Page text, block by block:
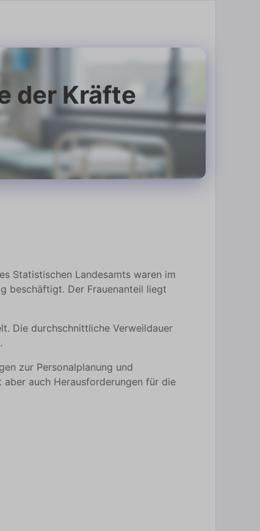
der Kräfte
Statistischen Landesamts waren im
beschäftigt. Der Frauenanteil liegt
Die durchschnittliche Verweildauer
zur Personalplanung und
auch Herausforderungen für die